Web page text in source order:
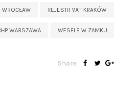
WROCŁAW REJESTR VAT KRAKÓW
WARSZAWA WESELE W ZAMKU
Share: